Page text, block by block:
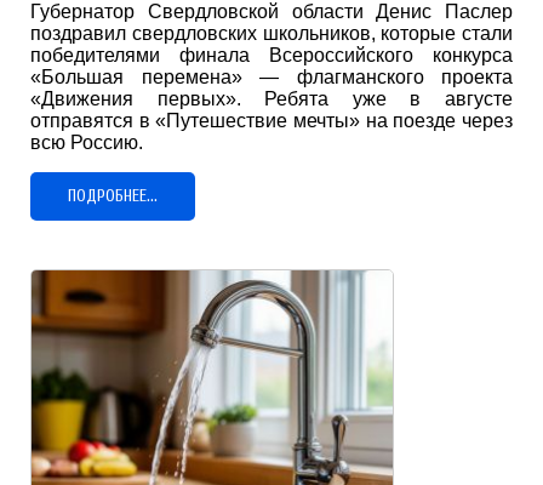
Губернатор Свердловской области Денис Паслер
поздравил свердловских школьников, которые стали
победителями финала Всероссийского конкурса
«Большая перемена» — флагманского проекта
«Движения первых». Ребята уже в августе
отправятся в «Путешествие мечты» на поезде через
всю Россию.
ПОДРОБНЕЕ...